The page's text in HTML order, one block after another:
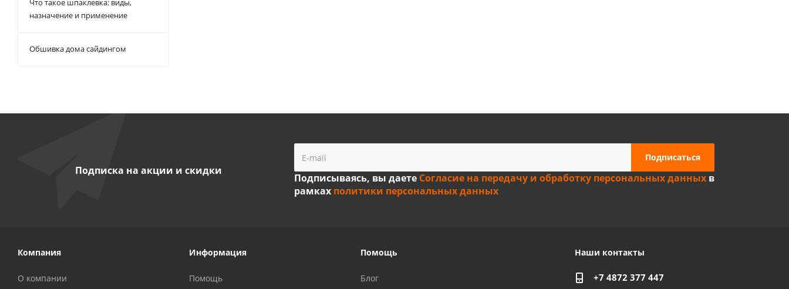
Что такое шпаклевка: виды,
назначение и применение
Обшивка дома сайдингом
Подписка на акции и скидки
Подписываясь, вы даете Согласие на передачу и обработку персональных данныхв
рамках политики персональных данных
Компания
О компании
Информация
Помощь
Помощь
Блог
Наши контакты
+7 4872 377 447